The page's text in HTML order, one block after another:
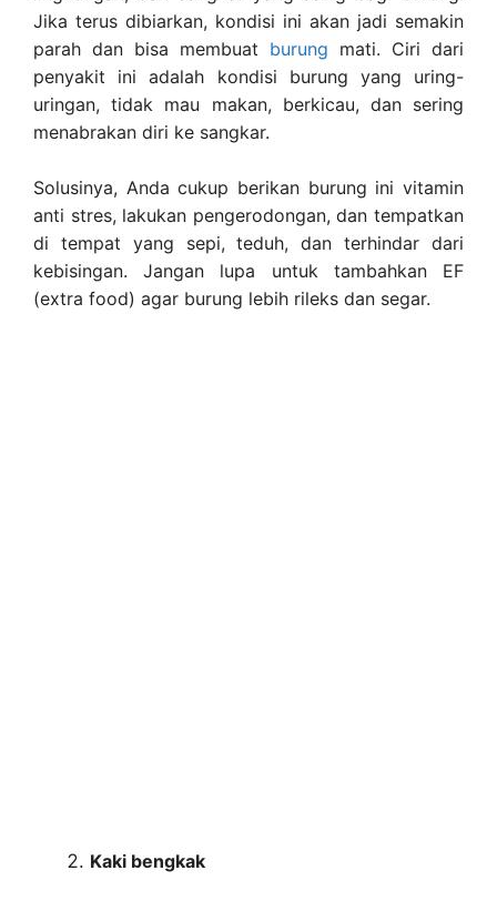
Jika terus dibiarkan, kondisi ini akan jadi semakin
parah dan bisa membuat burung mati. Ciri dari
penyakit ini adalah kondisi burung yang uring-
uringan, tidak mau makan, berkicau, dan sering
menabrakan diri ke sangkar.
Solusinya, Anda cukup berikan burung ini vitamin
anti stres, lakukan pengerodongan, dan tempatkan
di tempat yang sepi, teduh, dan terhindar dari
kebisingan. Jangan lupa untuk tambahkan EF
(extra food) agar burung lebih rileks dan segar.
Kaki bengkak